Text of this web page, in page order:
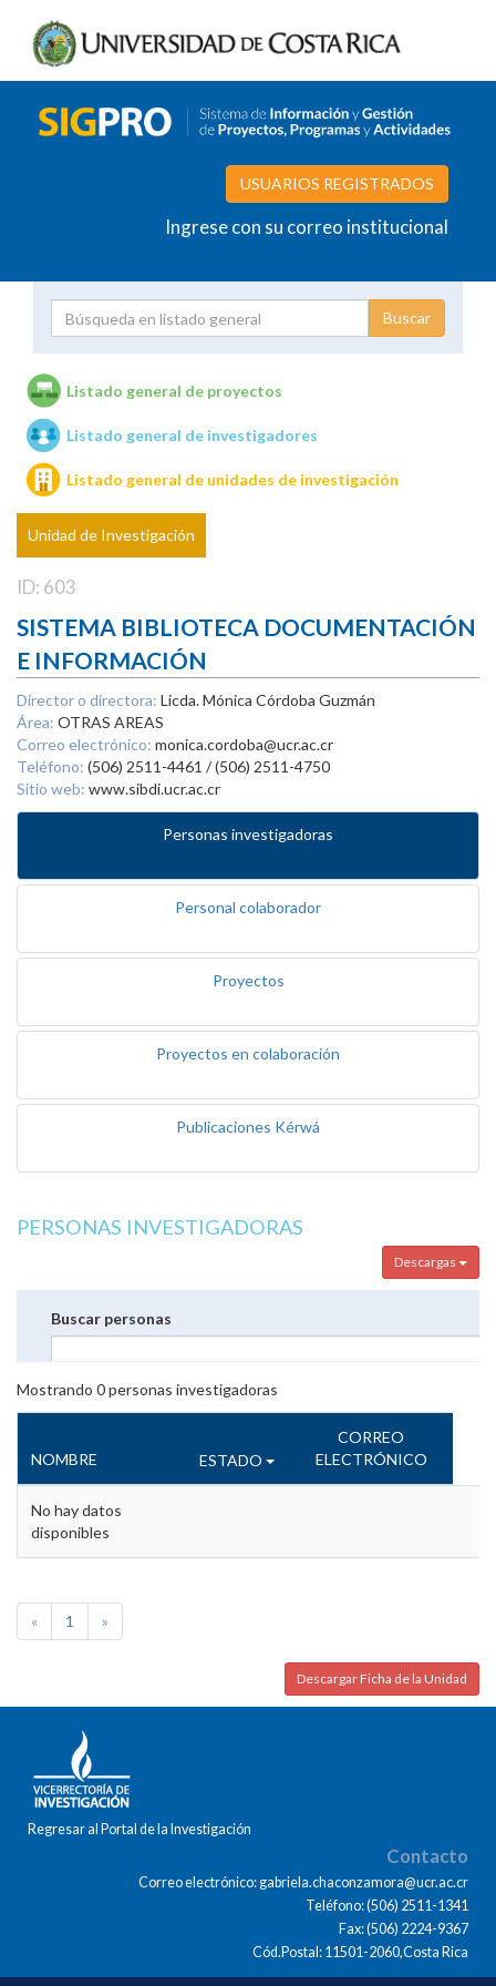
USUARIOS REGISTRADOS
Ingrese con su correo institucional
Unidades de investigación
Listado general de proyectos
Listado general de investigadores
Listado general de unidades de investigación
Unidad de Investigación
ID: 603
SISTEMA BIBLIOTECA DOCUMENTACIÓN
E INFORMACIÓN
Director o directora: Licda. Mónica Córdoba Guzmán
Área: OTRAS AREAS
Correo electrónico: monica.cordoba@ucr.ac.cr
Teléfono: (506) 2511-4461 / (506) 2511-4750
Sitio web: www.sibdi.ucr.ac.cr
Personas investigadoras
Personal colaborador
Proyectos
Proyectos en colaboración
Publicaciones Kérwá
PERSONAS INVESTIGADORAS
Descargas
Buscar personas
Mostrando 0personas investigadoras
NOMBRE ESTADO
CORREO
ELECTRÓNICO
No hay datos
disponibles
« 1 »
Descargar Ficha de la Unidad
Regresar al Portal de la Investigación
Contacto
Correo electrónico: gabriela.chaconzamora@ucr.ac.cr
Teléfono: (506) 2511-1341
Fax: (506) 2224-9367
Cód.Postal: 11501-2060,Costa Rica